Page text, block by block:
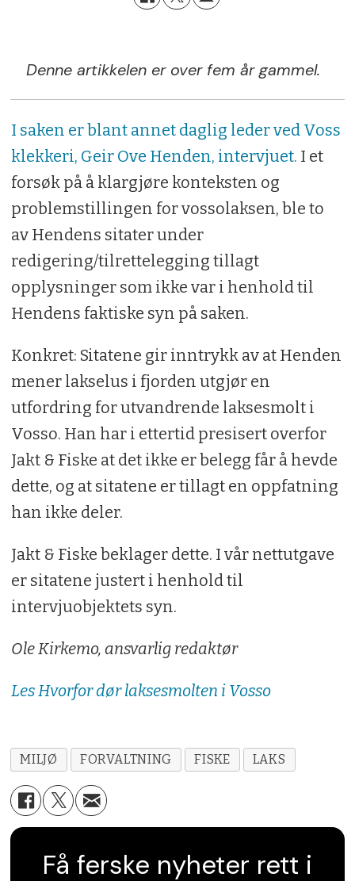
Denne artikkelen er over fem år gammel.
I saken er blant annet daglig leder ved Voss
klekkeri, Geir Ove Henden, intervjuet. I et
forsøk på å klargjøre konteksten og
problemstillingen for vossolaksen, ble to
av Hendens sitater under
redigering/tilrettelegging tillagt
opplysninger som ikke var i henhold til
Hendens faktiske syn på saken.
Konkret: Sitatene gir inntrykk av at Henden
mener lakselus i fjorden utgjør en
utfordring for utvandrende laksesmolt i
Vosso. Han har i ettertid presisert overfor
Jakt & Fiske at det ikke er belegg får å hevde
dette, og at sitatene er tillagt en oppfatning
han ikke deler.
Jakt & Fiske beklager dette. I vår nettutgave
er sitatene justert i henhold til
intervjuobjektets syn.
Ole Kirkemo, ansvarlig redaktør
Les Hvorfor dør laksesmolten i Vosso
MILJØ FORVALTNING FISKE LAKS
Få ferske nyheter rett i